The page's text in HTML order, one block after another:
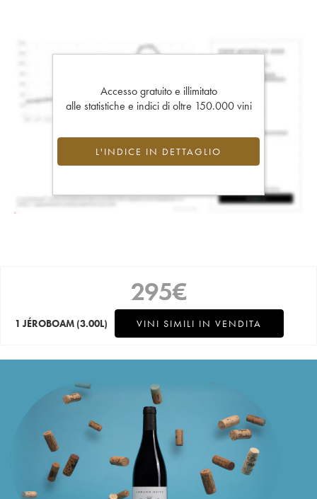
Accesso gratuito e illimitato
alle statistiche e indici di oltre 150.000 vini
L'INDICE IN DETTAGLIO
295€
1 JÉROBOAM (3.00L) VINI SIMILI IN VENDITA